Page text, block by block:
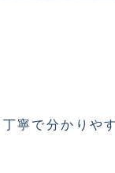
寧で分かりや